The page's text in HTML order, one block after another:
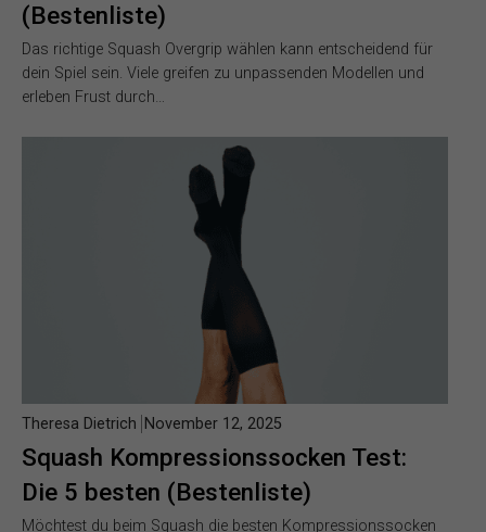
(Bestenliste)
Das richtige Squash Overgrip wählen kann entscheidend für
dein Spiel sein. Viele greifen zu unpassenden Modellen und
erleben Frust durch…
Squash Kompressionssocken Test:
Die 5 besten (Bestenliste)
Theresa Dietrich November 12, 2025
Möchtest du beim Squash die besten Kompressionssocken